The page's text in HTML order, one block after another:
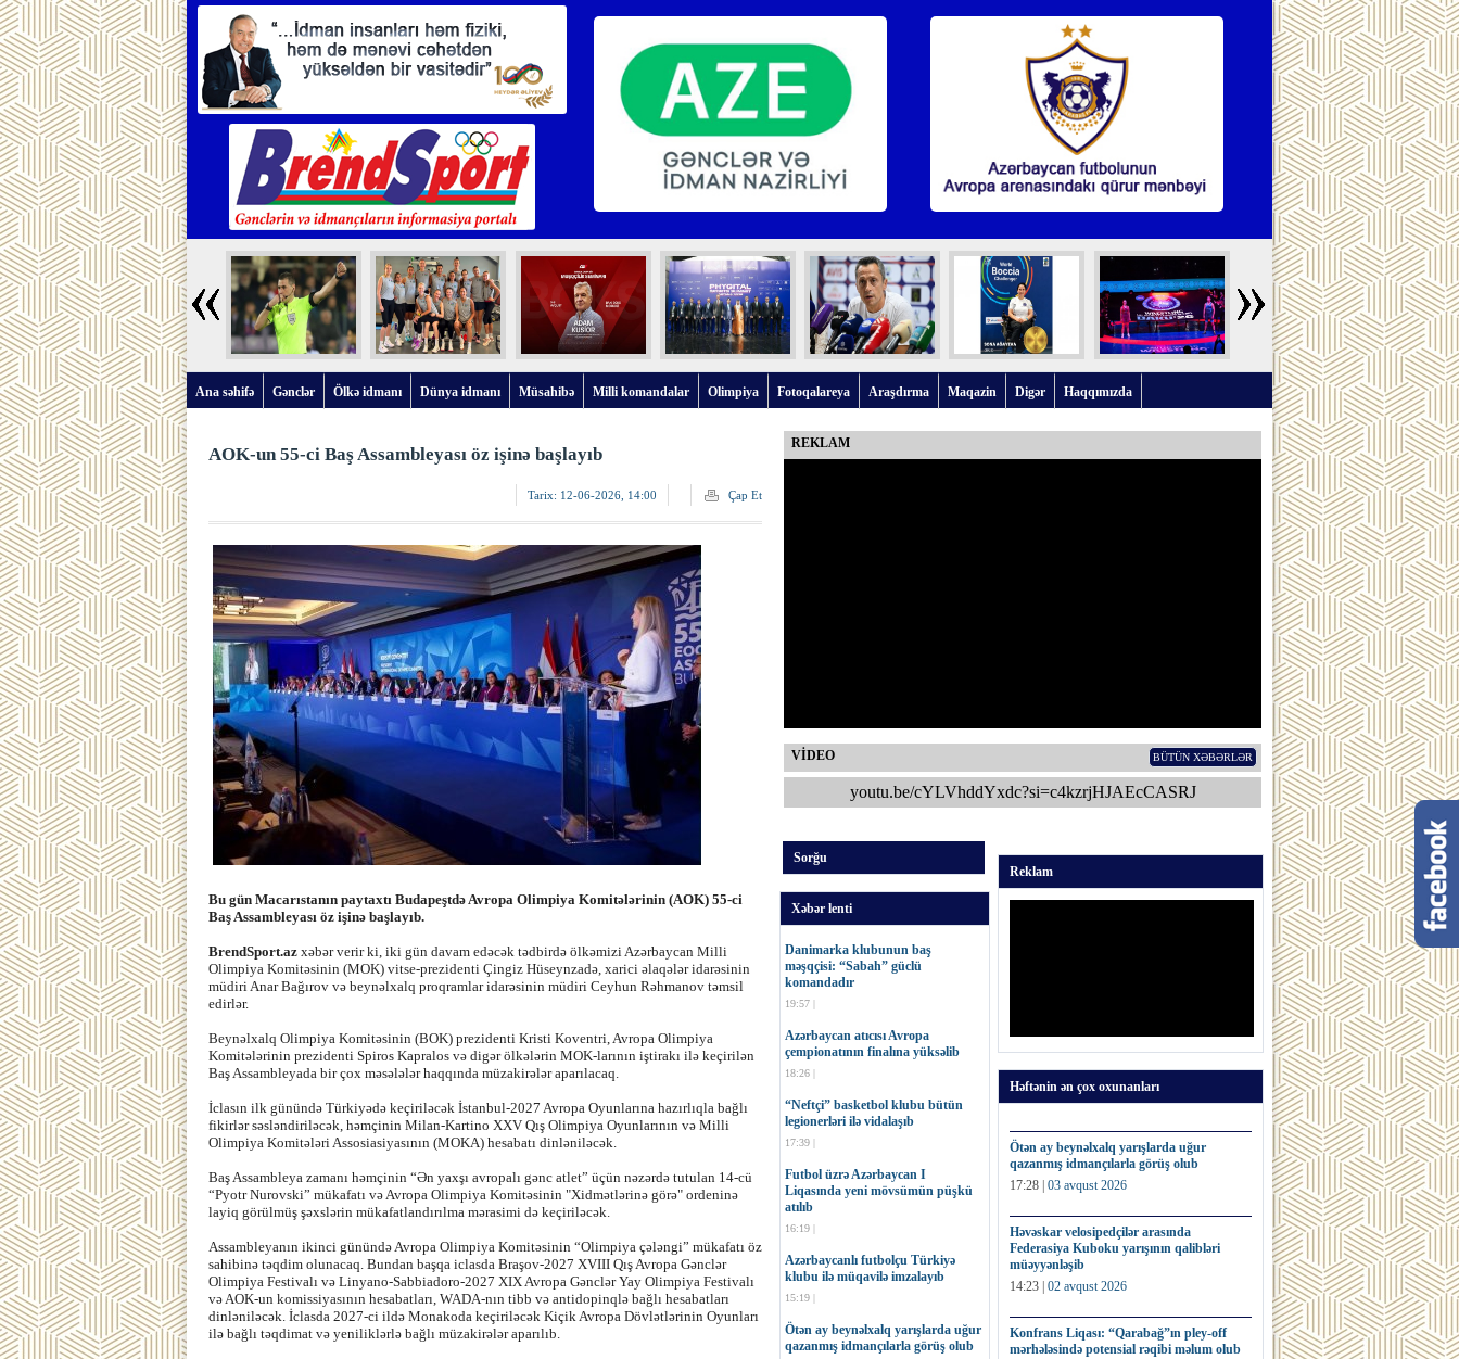
Ana səhifə Gənclər Ölkə idmanı Dünya idmanı Müsahibə Milli komandalar Olimpiya Fotoqalareya Araşdırma Maqazin Digər Haqqımızda
REKLAM
VİDEO BÜTÜN XƏBƏRLƏR
youtu.be/cYLVhddYxdc?si=c4kzrjHJAEcCASRJ
Sorğu
Xəbər lenti
Danimarka klubunun baş
məşqçisi: “Sabah” güclü
komandadır
19:57 |
Azərbaycan atıcısı Avropa
çempionatının finalına yüksəlib
18:26 |
“Neftçi” basketbol klubu bütün
legionerləri ilə vidalaşıb
17:39 |
Futbol üzrə Azərbaycan I
Liqasında yeni mövsümün püşkü
atılıb
16:19 |
Azərbaycanlı futbolçu Türkiyə
klubu ilə müqavilə imzalayıb
15:19 |
Ötən ay beynəlxalq yarışlarda uğur
qazanmış idmançılarla görüş olub
Reklam
Həftənin ən çox oxunanları
Ötən ay beynəlxalq yarışlarda uğur
qazanmış idmançılarla görüş olub
17:28 | 03 avqust 2026
Həvəskar velosipedçilər arasında
Federasiya Kuboku yarışının qalibləri
müəyyənləşib
14:23 | 02 avqust 2026
Konfrans Liqası: “Qarabağ”ın pley-off
mərhələsində potensial rəqibi məlum olub
AOK-un 55-ci Baş Assambleyası öz işinə başlayıb
Tarix: 12-06-2026, 14:00 Çap Et
Bu gün Macarıstanın paytaxtı Budapeştdə Avropa Olimpiya Komitələrinin (AOK) 55-ci
Baş Assambleyası öz işinə başlayıb.
BrendSport.az xəbər verir ki, iki gün davam edəcək tədbirdə ölkəmizi Azərbaycan Milli
Olimpiya Komitəsinin (MOK) vitse-prezidenti Çingiz Hüseynzadə, xarici əlaqələr idarəsinin
müdiri Anar Bağırov və beynəlxalq proqramlar idarəsinin müdiri Ceyhun Rəhmanov təmsil
edirlər.
Beynəlxalq Olimpiya Komitəsinin (BOK) prezidenti Kristi Koventri, Avropa Olimpiya
Komitələrinin prezidenti Spiros Kapralos və digər ölkələrin MOK-larının iştirakı ilə keçirilən
Baş Assambleyada bir çox məsələlər haqqında müzakirələr aparılacaq.
İclasın ilk günündə Türkiyədə keçiriləcək İstanbul-2027 Avropa Oyunlarına hazırlıqla bağlı
fikirlər səsləndiriləcək, həmçinin Milan-Kartino XXV Qış Olimpiya Oyunlarının və Milli
Olimpiya Komitələri Assosiasiyasının (MOKA) hesabatı dinləniləcək.
Baş Assambleya zamanı həmçinin “Ən yaxşı avropalı gənc atlet” üçün nəzərdə tutulan 14-cü
“Pyotr Nurovski” mükafatı və Avropa Olimpiya Komitəsinin "Xidmətlərinə görə" ordeninə
layiq görülmüş şəxslərin mükafatlandırılma mərasimi də keçiriləcək.
Assambleyanın ikinci günündə Avropa Olimpiya Komitəsinin “Olimpiya çələngi” mükafatı öz
sahibinə təqdim olunacaq. Bundan başqa iclasda Braşov-2027 XVIII Qış Avropa Gənclər
Olimpiya Festivalı və Linyano-Sabbiadoro-2027 XIX Avropa Gənclər Yay Olimpiya Festivalı
və AOK-un komissiyasının hesabatları, WADA-nın tibb və antidopinqlə bağlı hesabatları
dinləniləcək. İclasda 2027-ci ildə Monakoda keçiriləcək Kiçik Avropa Dövlətlərinin Oyunları
ilə bağlı təqdimat və yeniliklərlə bağlı müzakirələr aparılıb.